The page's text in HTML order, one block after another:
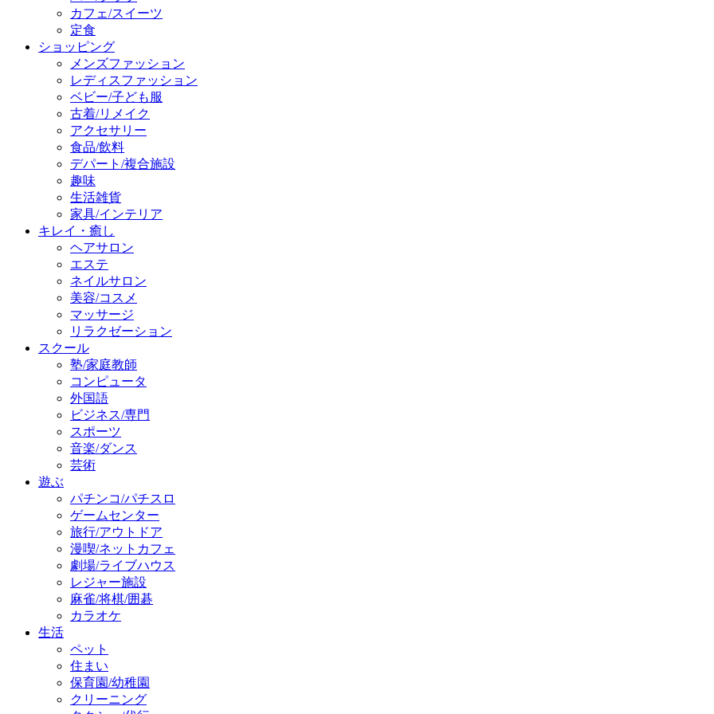
カフェ/スイーツ
定食
ショッピング
メンズファッション
レディスファッション
ベビー/子ども服
古着/リメイク
アクセサリー
食品/飲料
デパート/複合施設
趣味
生活雑貨
家具/インテリア
キレイ・癒し
ヘアサロン
エステ
ネイルサロン
美容/コスメ
マッサージ
リラクゼーション
スクール
塾/家庭教師
コンピュータ
外国語
ビジネス/専門
スポーツ
音楽/ダンス
芸術
遊ぶ
パチンコ/パチスロ
ゲームセンター
旅行/アウトドア
漫喫/ネットカフェ
劇場/ライブハウス
レジャー施設
麻雀/将棋/囲碁
カラオケ
生活
ペット
住まい
保育園/幼稚園
クリーニング